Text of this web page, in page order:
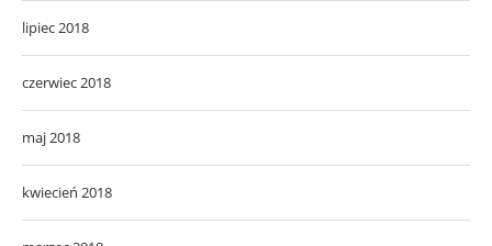
lipiec 2018
czerwiec 2018
maj 2018
kwiecień 2018